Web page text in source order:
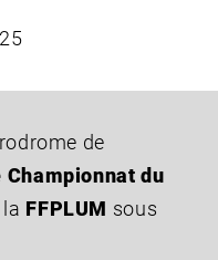
de
Championnat du
FFPLUM sous